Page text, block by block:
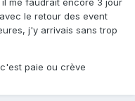
le retour des event
j'y arrivais sans trop
paie ou crève